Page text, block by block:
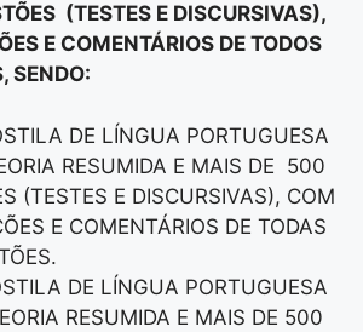
(TESTES E DISCURSIVAS),
E COMENTÁRIOS DE TODOS
SENDO:
DE LÍNGUA PORTUGUESA
RESUMIDA E MAIS DE 500
(TESTES E DISCURSIVAS), COM
E COMENTÁRIOS DE TODAS
DE LÍNGUA PORTUGUESA
RESUMIDA E MAIS DE 500